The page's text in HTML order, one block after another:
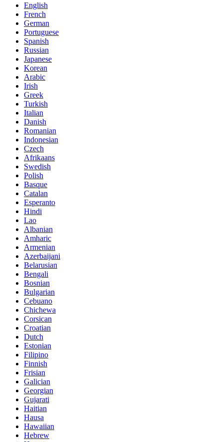
English
French
German
Portuguese
Spanish
Russian
Japanese
Korean
Arabic
Irish
Greek
Turkish
Italian
Danish
Romanian
Indonesian
Czech
Afrikaans
Swedish
Polish
Basque
Catalan
Esperanto
Hindi
Lao
Albanian
Amharic
Armenian
Azerbaijani
Belarusian
Bengali
Bosnian
Bulgarian
Cebuano
Chichewa
Corsican
Croatian
Dutch
Estonian
Filipino
Finnish
Frisian
Galician
Georgian
Gujarati
Haitian
Hausa
Hawaiian
Hebrew